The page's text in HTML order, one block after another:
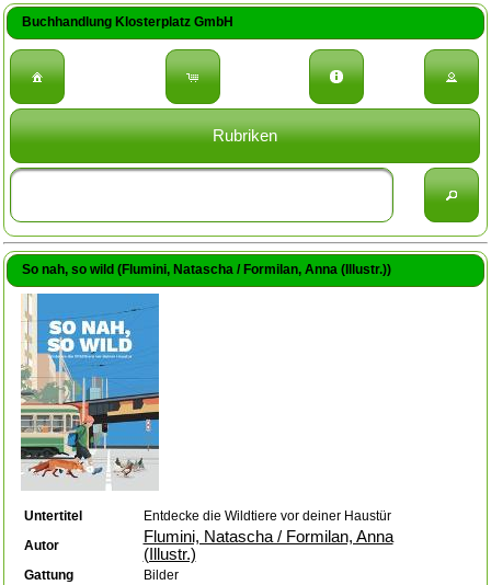
Buchhandlung Klosterplatz GmbH
Rubriken
So nah, so wild (Flumini, Natascha / Formilan, Anna (Illustr.))
Untertitel
Entdecke die Wildtiere vor deiner Haustür
Autor
Flumini, Natascha / Formilan, Anna
(Illustr.)
Gattung
Bilder